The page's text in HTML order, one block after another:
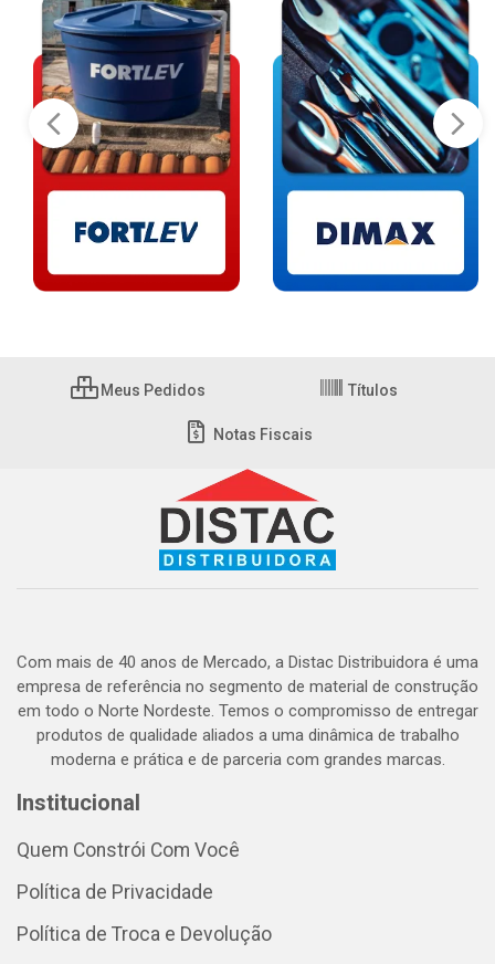
Meus Pedidos Títulos
Notas Fiscais
Com mais de 40 anos de Mercado, a Distac Distribuidora é uma
empresa de referência no segmento de material de construção
em todo o Norte Nordeste. Temos o compromisso de entregar
produtos de qualidade aliados a uma dinâmica de trabalho
moderna e prática e de parceria com grandes marcas.
Institucional
Quem Constrói Com Você
Política de Privacidade
Política de Troca e Devolução